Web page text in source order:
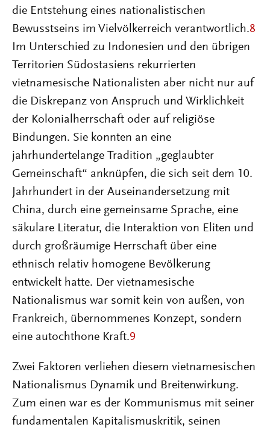
die Entstehung eines nationalistischen
Bewusstseins im Vielvölkerreich verantwortlich.8
Im Unterschied zu Indonesien und den übrigen
Territorien Südostasiens rekurrierten
vietnamesische Nationalisten aber nicht nur auf
die Diskrepanz von Anspruch und Wirklichkeit
der Kolonialherrschaft oder auf religiöse
Bindungen. Sie konnten an eine
jahrhundertelange Tradition „geglaubter
Gemeinschaft“ anknüpfen, die sich seit dem 10.
Jahrhundert in der Auseinandersetzung mit
China, durch eine gemeinsame Sprache, eine
säkulare Literatur, die Interaktion von Eliten und
durch großräumige Herrschaft über eine
ethnisch relativ homogene Bevölkerung
entwickelt hatte. Der vietnamesische
Nationalismus war somit kein von außen, von
Frankreich, übernommenes Konzept, sondern
eine autochthone Kraft.9
Zwei Faktoren verliehen diesem vietnamesischen
Nationalismus Dynamik und Breitenwirkung.
Zum einen war es der Kommunismus mit seiner
fundamentalen Kapitalismuskritik, seinen